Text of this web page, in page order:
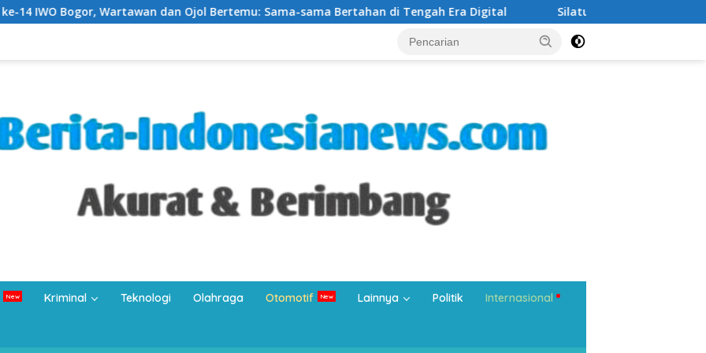
dan Ojol Bertemu: Sama-sama Bertahan di Tengah Era Digital Silaturahmi di Masjid Tangkuban Perahu, Wali
Kriminal Teknologi Olahraga Otomotif Lainnya Politik Internasional